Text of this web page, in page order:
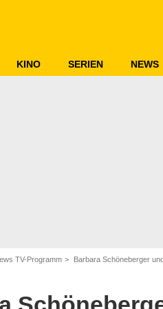
KINO SERIEN NEWS
TV-Programm Barbara Schöneberger